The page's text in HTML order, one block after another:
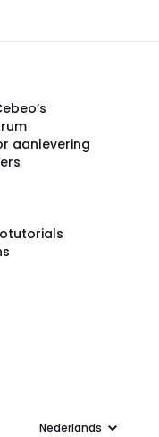
aanlevering
Taal